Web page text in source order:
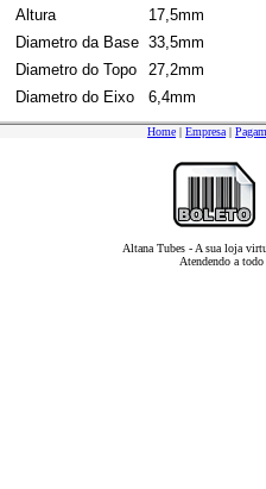
Altura
17,5mm
Diametro da Base 33,5mm
Diametro do Topo
27,2mm
Diametro do Eixo
6,4mm
Home | Empresa |
Altana Tubes - A sua loja
Atendendo a